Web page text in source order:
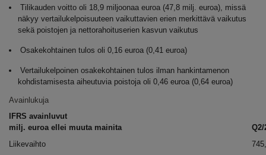
Tilikauden voitto oli 18,9 miljoonaa euroa (47,8 milj. euroa), missä
näkyy vertailukelpoisuuteen vaikuttavien erien merkittävä vaikutus
sekä poistojen ja nettorahoituserien kasvun vaikutus
Osakekohtainen tulos oli 0,16 euroa (0,41 euroa)
Vertailukelpoinen osakekohtainen tulos ilman hankintamenon
kohdistamisesta aiheutuvia poistoja oli 0,46 euroa (0,64 euroa)
Avainlukuja
IFRS avainluvut
milj. euroa ellei muuta mainita
Q2/
Liikevaihto